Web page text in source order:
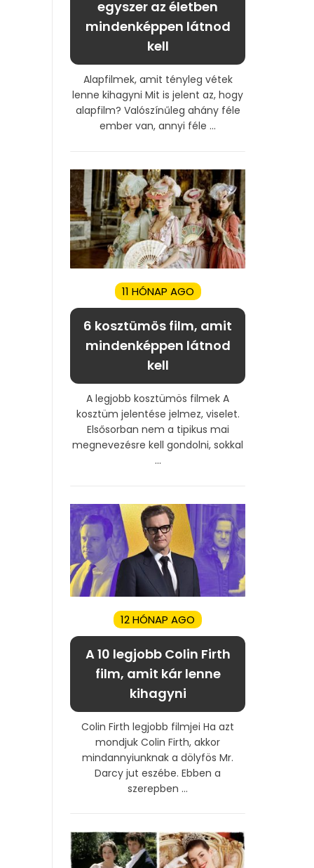
egyszer az életben
mindenképpen látnod
kell
Alapfilmek, amit tényleg vétek
lenne kihagyni Mit is jelent az, hogy
alapfilm? Valószínűleg ahány féle
ember van, annyi féle ...
11 HÓNAP AGO
6 kosztümös film, amit
mindenképpen látnod
kell
A legjobb kosztümös filmek A
kosztüm jelentése jelmez, viselet.
Elsősorban nem a tipikus mai
megnevezésre kell gondolni, sokkal
...
12 HÓNAP AGO
A 10 legjobb Colin Firth
film, amit kár lenne
kihagyni
Colin Firth legjobb filmjei Ha azt
mondjuk Colin Firth, akkor
mindannyiunknak a dölyfös Mr.
Darcy jut eszébe. Ebben a
szerepben ...